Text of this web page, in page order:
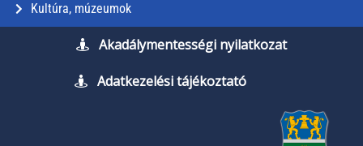
Kultúra, múzeumok
Akadálymentességi nyilatkozat
Adatkezelési tájékoztató